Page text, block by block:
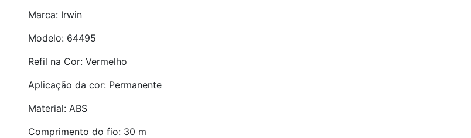
Marca: Irwin
Modelo: 64495
Refil na Cor: Vermelho
Aplicação da cor: Permanente
Material: ABS
Comprimento do fio: 30 m